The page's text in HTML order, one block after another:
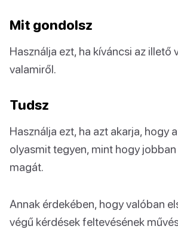
Mit gondolsz
Használja ezt, ha kíváncsi az illető
valamiről.
Tudsz
Használja ezt, ha azt akarja, hogy
olyasmit tegyen, mint hogy
magát.
Annak érdekében, hogy valóban
végű kérdések feltevésének